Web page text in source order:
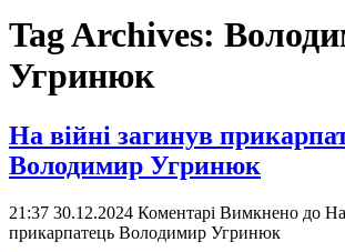
Tag Archives:
Угринюк
На війні загинув
Володимир Угринюк
21:37 30.12.2024 Коментарі Вимкнено до
прикарпатець Володимир Угринюк